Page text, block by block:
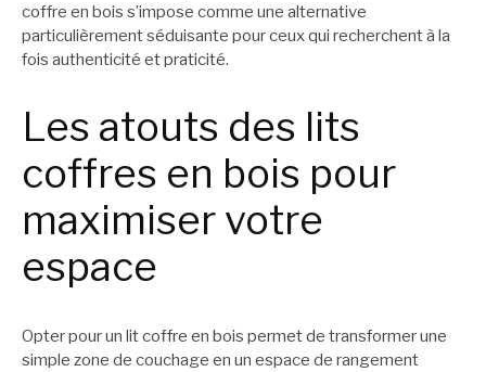
coffre en bois s’impose comme une alternative
particulièrement séduisante pour ceux qui recherchent à la
fois authenticité et praticité.
Les atouts des lits
coffres en bois pour
maximiser votre
espace
Opter pour un lit coffre en bois permet de transformer une
simple zone de couchage en un espace de rangement